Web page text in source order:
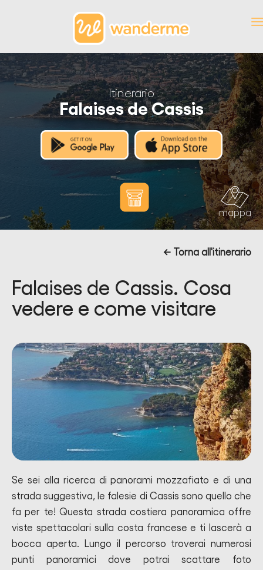
Itinerario
Falaises de Cassis
mappa
← Torna all'itinerario
Falaises de Cassis. Cosa
vedere e come visitare
Se sei alla ricerca di panorami mozzafiato e di una
strada suggestiva, le falesie di Cassis sono quello che
fa per te! Questa strada costiera panoramica offre
viste spettacolari sulla costa francese e ti lascerà a
bocca aperta. Lungo il percorso troverai numerosi
punti panoramici dove potrai scattare foto